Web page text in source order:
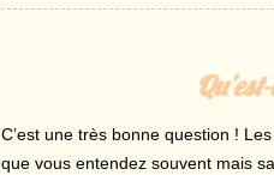
C’est une très bonne question !
que vous entendez souvent mais